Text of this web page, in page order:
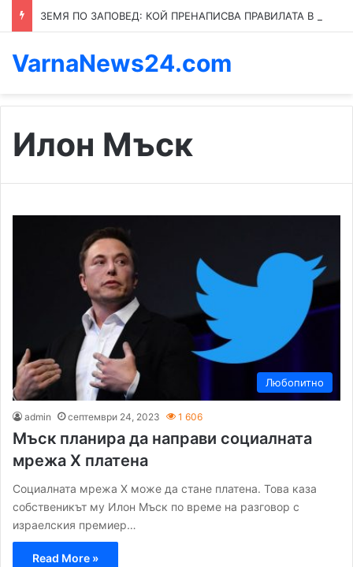
VarnaNews24.com
Илон Мъск
Любопитно
admin септември 24, 2023 1 606
Мъск планира да направи социалната
мрежа X платена
Социалната мрежа X може да стане платена. Това каза
собственикът му Илон Мъск по време на разговор с
израелския премиер…
Read More »